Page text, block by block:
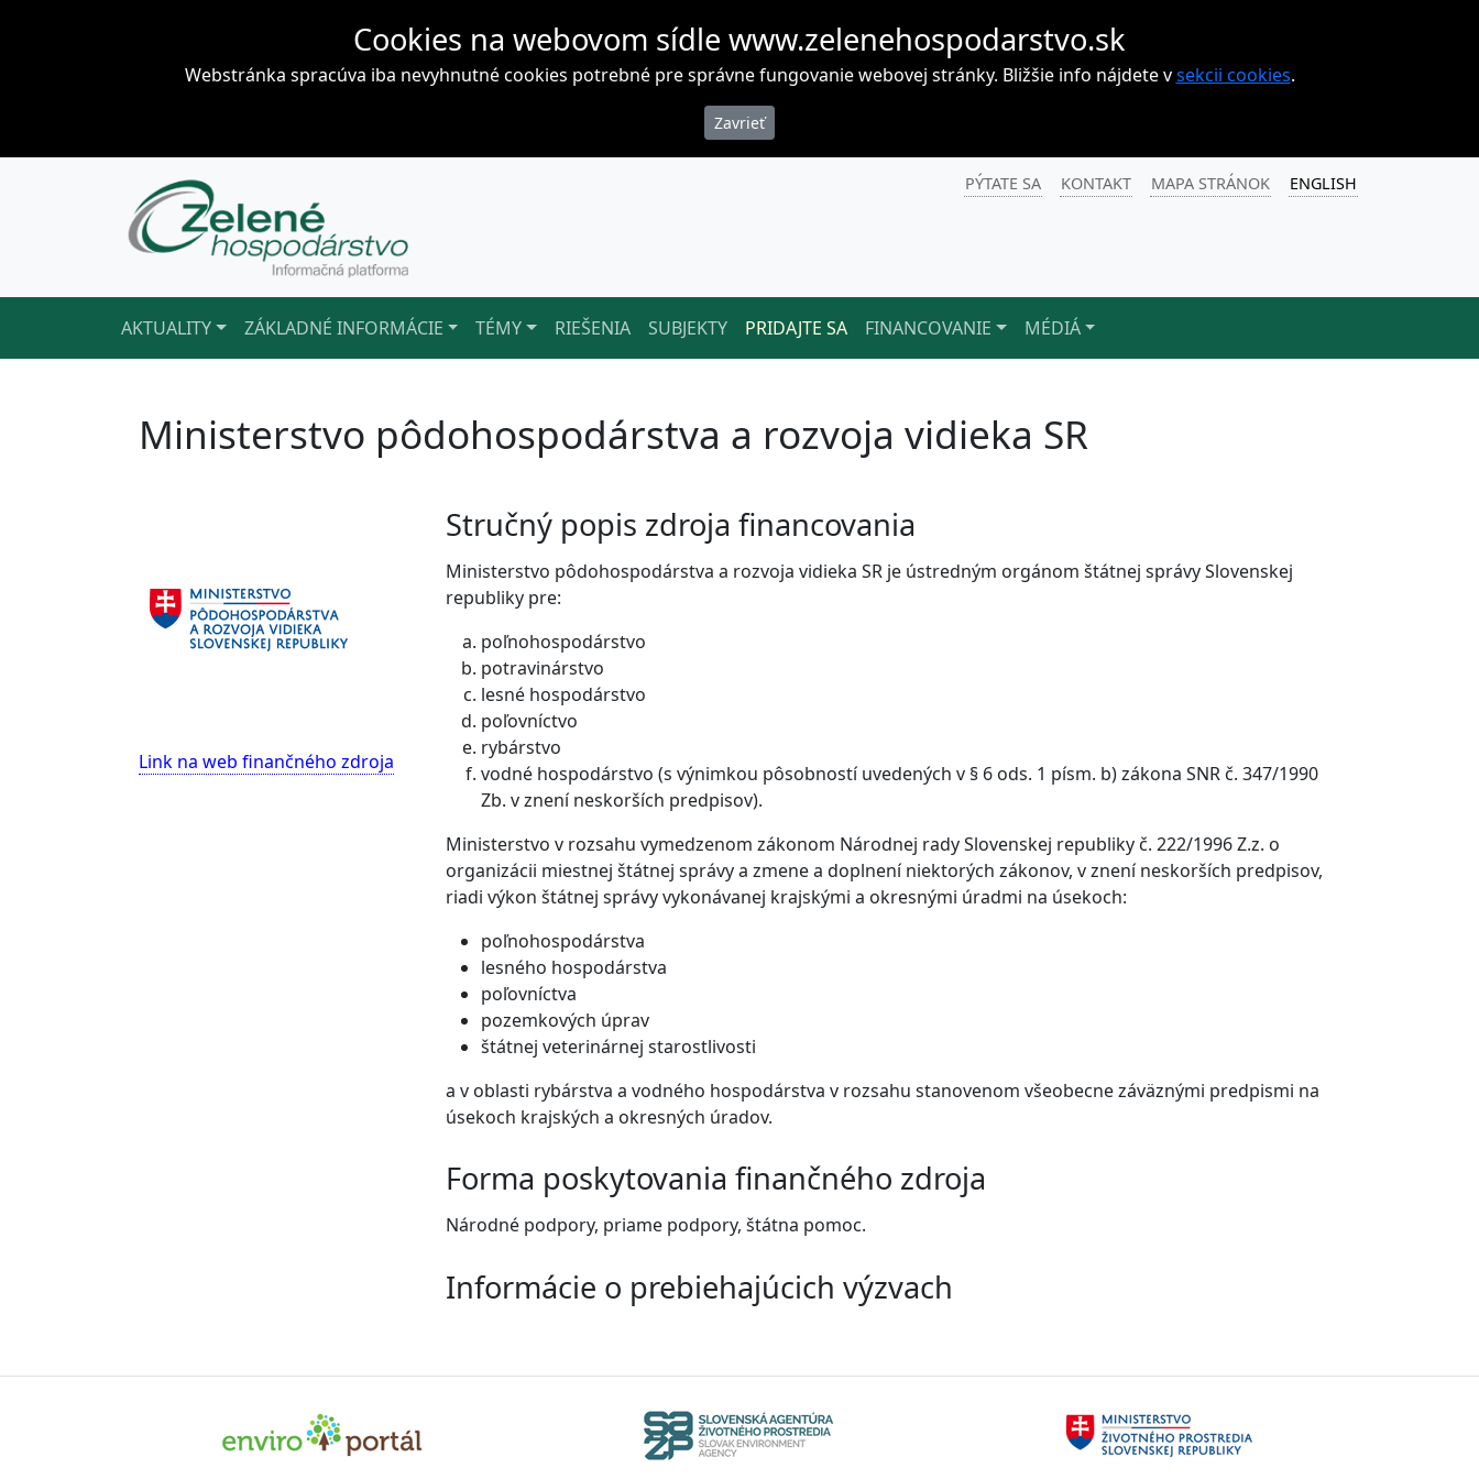
Cookies na webovom sídle www.zelenehospodarstvo.sk
Webstránka spracúva iba nevyhnutné cookies potrebné pre správne fungovanie webovej stránky. Bližšie info nájdete vsekcii cookies.
PÝTATE SA KONTAKT MAPA STRÁNOK ENGLISH
AKTUALITY ZÁKLADNÉ INFORMÁCIE TÉMY RIEŠENIA SUBJEKTY PRIDAJTE SA FINANCOVANIE MÉDIÁ
Ministerstvo pôdohospodárstva a rozvoja vidieka SR
Link na web finančného zdroja
Stručný popis zdroja financovania
Ministerstvo pôdohospodárstva a rozvoja vidieka SR je ústredným orgánom štátnej správy Slovenskej
republiky pre:
poľnohospodárstvo
potravinárstvo
lesné hospodárstvo
poľovníctvo
rybárstvo
vodné hospodárstvo (s výnimkou pôsobností uvedených v § 6 ods. 1 písm. b) zákona SNR č. 347/1990
Zb. v znení neskorších predpisov).
Ministerstvo v rozsahu vymedzenom zákonom Národnej rady Slovenskej republiky č. 222/1996 Z.z. o
organizácii miestnej štátnej správy a zmene a doplnení niektorých zákonov, v znení neskorších predpisov,
riadi výkon štátnej správy vykonávanej krajskými a okresnými úradmi na úsekoch:
poľnohospodárstva
lesného hospodárstva
poľovníctva
pozemkových úprav
štátnej veterinárnej starostlivosti
a v oblasti rybárstva a vodného hospodárstva v rozsahu stanovenom všeobecne záväznými predpismi na
úsekoch krajských a okresných úradov.
Forma poskytovania finančného zdroja
Národné podpory, priame podpory, štátna pomoc.
Informácie o prebiehajúcich výzvach